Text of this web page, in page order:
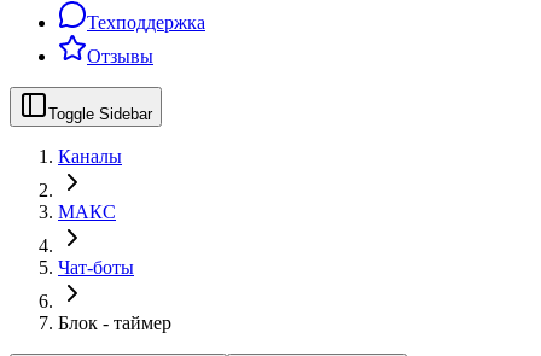
Техподдержка
Отзывы
Toggle Sidebar
Каналы
МАКС
Чат-боты
Блок - таймер